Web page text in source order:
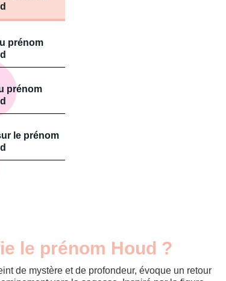
prénom
prénom
le prénom
le prénom Houd ?
de mystère et de profondeur, évoque un retour